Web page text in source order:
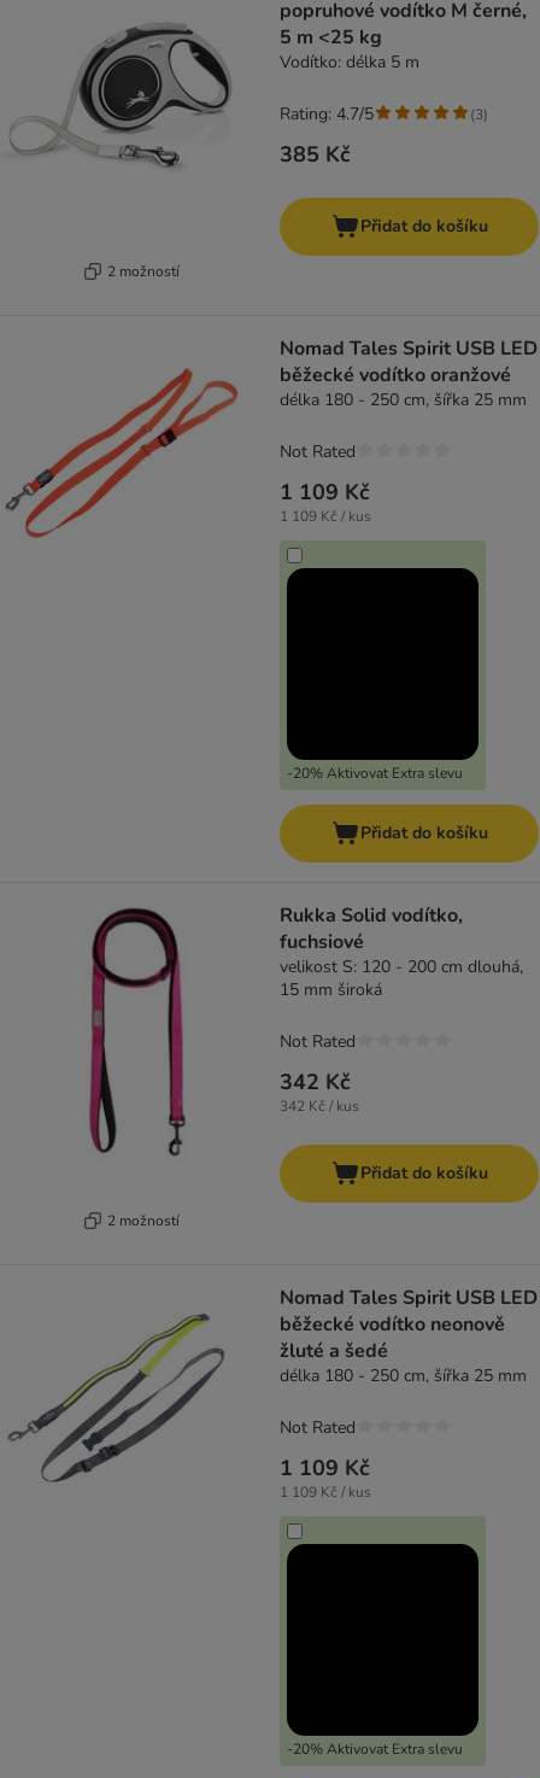
2 možností
popruhové vodítko M černé,
5 m <25 kg
Vodítko: délka 5 m
385 Kč
Rating: 4.7/5 (3)
Přidat do košíku
Nomad Tales Spirit USB LED
běžecké vodítko oranžové
délka 180 - 250 cm, šířka 25 mm
1 109 Kč
1 109 Kč / kus
-20% Aktivovat Extra slevu
Not Rated
Přidat do košíku
2 možností
Rukka Solid vodítko,
fuchsiové
velikost S: 120 - 200 cm dlouhá,
15 mm široká
342 Kč
342 Kč / kus
Not Rated
Přidat do košíku
Nomad Tales Spirit USB LED
běžecké vodítko neonově
žluté a šedé
délka 180 - 250 cm, šířka 25 mm
1 109 Kč
1 109 Kč / kus
-20% Aktivovat Extra slevu
Not Rated